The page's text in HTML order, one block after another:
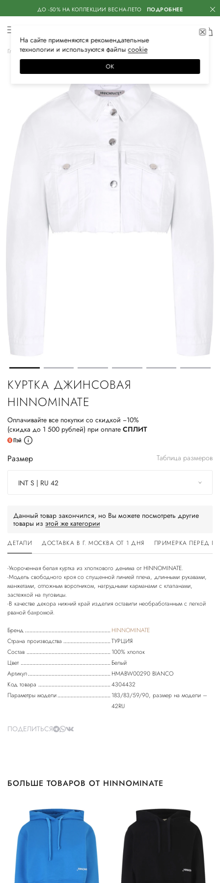
ДО -50% НА КОЛЛЕКЦИИ ВЕСНА-ЛЕТО ПОДРОБНЕЕ
Главная Женская Одежда Верхняя одежда Джинсовые куртки
КУРТКА ДЖИНСОВАЯ
HINNOMINATE
Оплачивайте все покупки со скидкой −10%
(скидка до 1 500 рублей) при оплате СПЛИТ
Размер Таблица размеров
INT S | RU 42
Данный товар закончился, но Вы можете посмотреть другие
товары из этой же категории
ДЕТАЛИ ДОСТАВКА В Г. МОСКВА ОТ 1 ДНЯ ПРИМЕРКА ПЕРЕД
-Укороченная белая куртка из хлопкового денима от HINNOMINATE.
-Модель свободного кроя со спущенной линией плеча, длинными рукавами,
манжетами, отложным воротником, нагрудными карманами с клапанами,
застежкой на пуговицы.
-В качестве декора нижний край изделия оставили необработанным с легкой
Бренд
HINNOMINATE
Страна производства
ТУРЦИЯ
Состав
100% хлопок
Цвет
Белый
Артикул
HMABW00290 BIANCO
Код товара
4304432
Параметры модели
183/83/59/90, размер на модели –
42RU
ПОДЕЛИТЬСЯ
БОЛЬШЕ ТОВАРОВ ОТ HINNOMINATE
На сайте применяются рекомендательные
технологии и используются файлысооkiе
ОК